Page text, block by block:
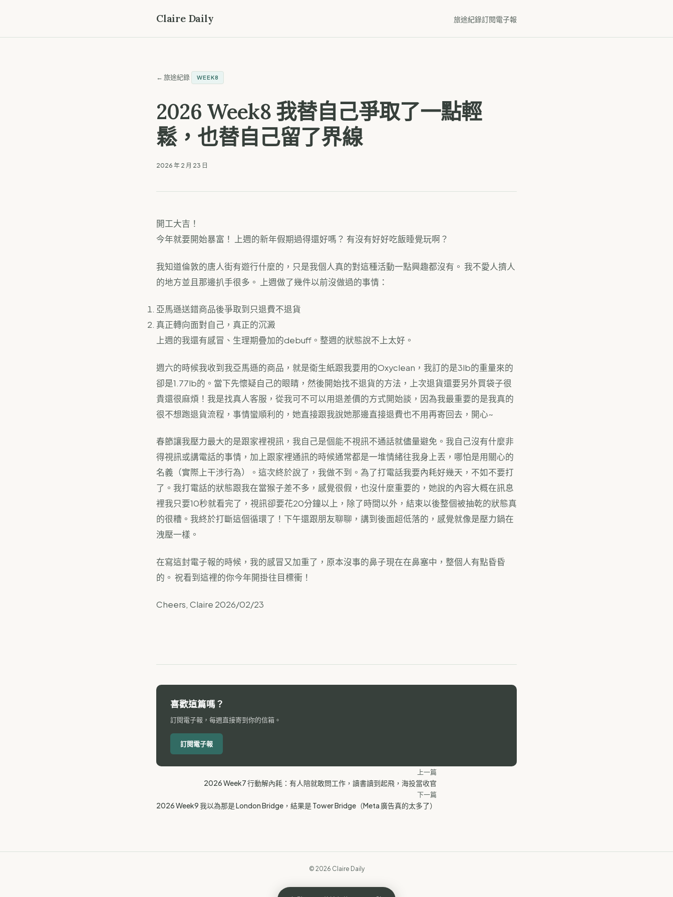
Claire Daily 旅途紀錄訂閱電子報
← 旅途紀錄 WEEK8
2026 Week8 我替自己爭取了一點輕
鬆，也替自己留了界線
2026 年 2 月 23 日
開工大吉！
今年就要開始暴富！ 上週的新年假期過得還好嗎？ 有沒有好好吃飯睡覺玩啊？
我知道倫敦的唐人街有遊行什麼的，只是我個人真的對這種活動一點興趣都沒有。 我不愛人擠人
的地方並且那邊扒手很多。 上週做了幾件以前沒做過的事情：
亞馬遜送錯商品後爭取到只退費不退貨
真正轉向面對自己，真正的沉澱
上週的我還有感冒、生理期疊加的debuff。整週的狀態說不上太好。
週六的時候我收到我亞馬遜的商品，就是衛生紙跟我要用的Oxyclean，我訂的是3lb的重量來的
卻是1.77lb的。當下先懷疑自己的眼睛，然後開始找不退貨的方法，上次退貨還要另外買袋子很
貴還很麻煩！我是找真人客服，從我可不可以用退差價的方式開始談，因為我最重要的是我真的
很不想跑退貨流程，事情蠻順利的，她直接跟我說她那邊直接退費也不用再寄回去，開心~
春節讓我壓力最大的是跟家裡視訊，我自己是個能不視訊不通話就儘量避免。我自己沒有什麼非
得視訊或講電話的事情，加上跟家裡通訊的時候通常都是一堆情緒往我身上丟，哪怕是用關心的
名義（實際上干涉行為）。這次終於說了，我做不到。為了打電話我要內耗好幾天，不如不要打
了。我打電話的狀態跟我在當猴子差不多，感覺很假，也沒什麼重要的，她說的內容大概在訊息
裡我只要10秒就看完了，視訊卻要花20分鐘以上，除了時間以外，結束以後整個被抽乾的狀態真
的很糟。我終於打斷這個循環了！下午還跟朋友聊聊，講到後面超低落的，感覺就像是壓力鍋在
洩壓一樣。
在寫這封電子報的時候，我的感冒又加重了，原本沒事的鼻子現在在鼻塞中，整個人有點昏昏
的。 祝看到這裡的你今年開掛往目標衝！
Cheers, Claire 2026/02/23
喜歡這篇嗎？
訂閱電子報，每週直接寄到你的信箱。
訂閱電子報
上一篇
2026 Week7 行動解內耗：有人陪就敢問工作，讀書讀到起飛，海投當收官
下一篇
2026 Week9 我以為那是 London Bridge，結果是 Tower Bridge（Meta 廣告真的太多了）
© 2026 Claire Daily